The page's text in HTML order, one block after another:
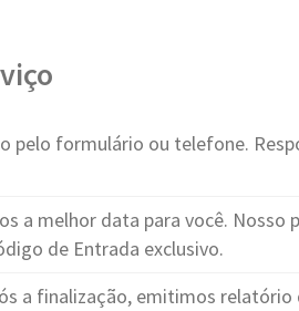
pelo formulário ou telefone.
a melhor data para você. Nosso
de Entrada exclusivo.
a finalização, emitimos relatório